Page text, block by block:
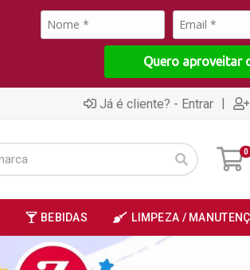
Quero aproveitar
Já é cliente? - Entrar |
0
BEBIDAS LIMPEZA /